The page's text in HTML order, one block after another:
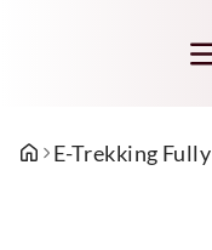
E-Trekking Fully